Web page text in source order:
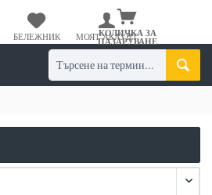
КОЛИЧКА ЗА
ПАЗАРУВАНЕ
БЕЛЕЖНИК МОЯТ АКАУНТ